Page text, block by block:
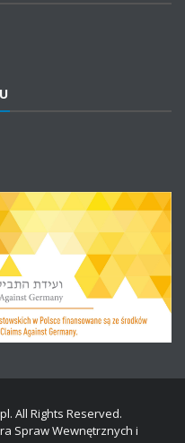
All Rights Reserved.
Spraw Wewnętrznych i